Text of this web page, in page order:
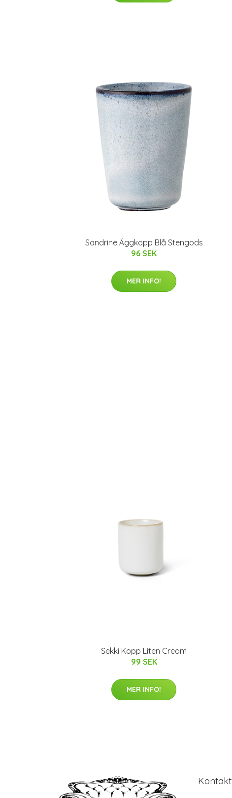
Sandrine Äggkopp Blå Stengods
96 SEK
MER INFO!
Sekki Kopp Liten Cream
99 SEK
MER INFO!
Kontakt